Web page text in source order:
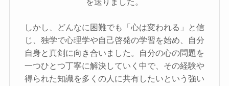
しかし、どんなに困難でも「心は変われる」と信
じ、独学で心理学や自己啓発の学習を始め、自分
自身と真剣に向き合いました。自分の心の問題を
一つひとつ丁寧に解決していく中で、その経験や
得られた知識を多くの人に共有したいという強い